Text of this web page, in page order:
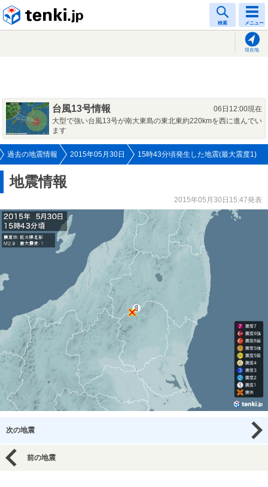
検索 メニュー
現在地
台風13号情報
06日12:00現在
大型で強い台風13号が南大東島の東北東約220kmを西に進んでい
ます
過去の地震情報 2015年05月30日 15時43分頃発生した地震(最大震度1)
地震情報
2015年05月30日15:47発表
次の地震
前の地震